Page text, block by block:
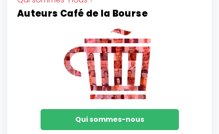
Auteurs Café de la Bourse
Qui sommes-nous